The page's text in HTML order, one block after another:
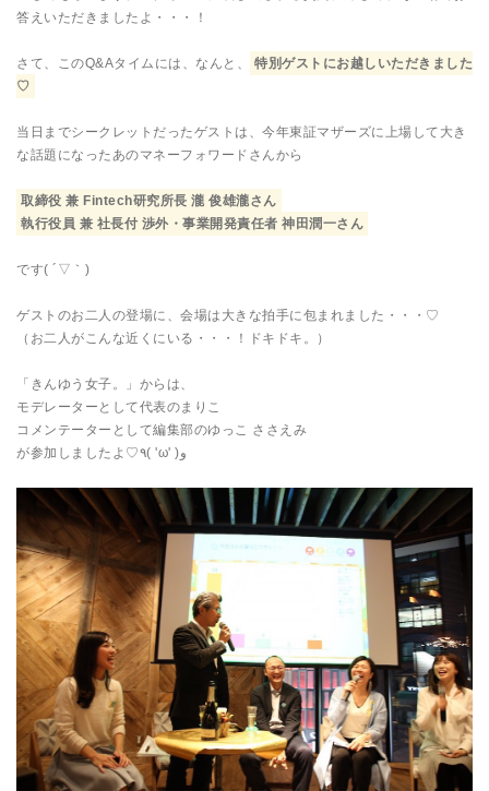
答えいただきましたよ・・・！
さて、このQ&Aタイムには、なんと、
特別ゲストにお越しいただきました
♡
当日までシークレットだったゲストは、今年東証マザーズに上場して大き
な話題になったあのマネーフォワードさんから
取締役 兼 Fintech研究所長 瀧 俊雄瀧さん
執行役員 兼 社長付 渉外・事業開発責任者 神田潤一さん
です( ´▽｀)
ゲストのお二人の登場に、会場は大きな拍手に包まれました・・・♡
（お二人がこんな近くにいる・・・！ドキドキ。）
「きんゆう女子。」からは、
モデレーターとして代表のまりこ
コメンテーターとして編集部のゆっこ ささえみ
が参加しましたよ♡٩( 'ω' )و